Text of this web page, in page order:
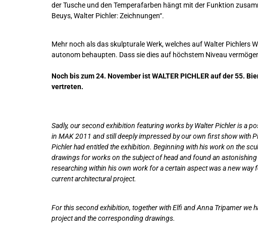
der Tusche und den Temperafarben hängt mit der Funktion
Beuys, Walter Pichler: Zeichnungen“.
Mehr noch als das skulpturale Werk, welches auf Walter Pichlers
autonom behaupten. Dass sie dies auf höchstem Niveau
Noch bis zum 24. November ist WALTER PICHLER auf der 55.
vertreten.
Sadly, our second exhibition featuring works by Walter Pichler is a
in MAK 2011 and still deeply impressed by our own first show with
Pichler had entitled the exhibition. Beginning with his work on the
drawings for works on the subject of head and found an
researching within his own work for a certain aspect was a new
current architectural project.
For this second exhibition, together with Elfi and Anna Tripamer we
project and the corresponding drawings.